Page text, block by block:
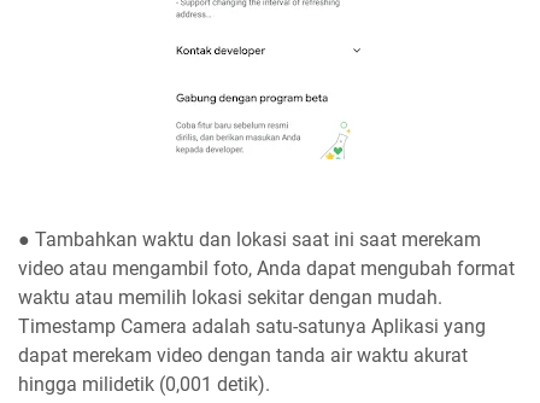
● Tambahkan waktu dan lokasi saat ini saat merekam
video atau mengambil foto, Anda dapat mengubah format
waktu atau memilih lokasi sekitar dengan mudah.
Timestamp Camera adalah satu-satunya Aplikasi yang
dapat merekam video dengan tanda air waktu akurat
hingga milidetik (0,001 detik).